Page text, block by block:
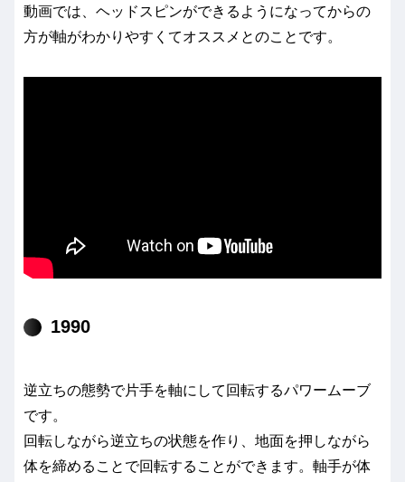
動画では、ヘッドスピンができるようになってからの
方が軸がわかりやすくてオススメとのことです。
1990
逆立ちの態勢で片手を軸にして回転するパワームーブ
です。
回転しながら逆立ちの状態を作り、地面を押しながら
体を締めることで回転することができます。軸手が体